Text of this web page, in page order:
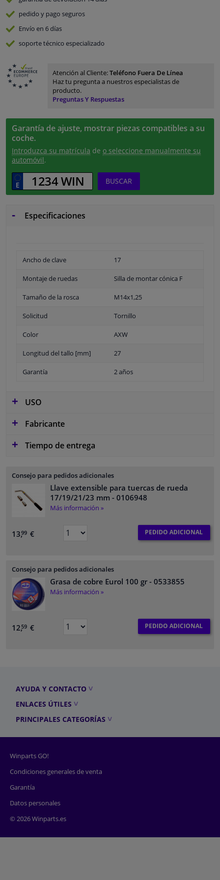
pedido y pago seguros
Envío en 6 días
soporte técnico especializado
Atención al Cliente:Teléfono Fuera De Línea
Haz tu pregunta a nuestros especialistas de
producto.
Preguntas Y Respuestas
Garantía de ajuste, mostrar piezas compatibles a su
coche.
Introduzca su matrícula de o seleccione manualmente su
automóvil.
BUSCAR
Especificaciones
Ancho de clave 17
Montaje de ruedas Silla de montar cónica F
Tamaño de la rosca M14x1,25
Solicitud Tornillo
Color AXW
Longitud del tallo [mm] 27
Garantía 2 años
USO
Fabricante
Tiempo de entrega
Consejo para pedidos adicionales
Llave extensible para tuercas de rueda
17/19/21/23 mm - 0106948
Más información »
13,99 € PEDIDO ADICIONAL
Consejo para pedidos adicionales
Grasa de cobre Eurol 100 gr - 0533855
Más información »
12,59 € PEDIDO ADICIONAL
AYUDA Y CONTACTO
ENLACES ÚTILES
PRINCIPALES CATEGORÍAS
Winparts GO!
Condiciones generales de venta
Garantía
Datos personales
© 2026 Winparts.es